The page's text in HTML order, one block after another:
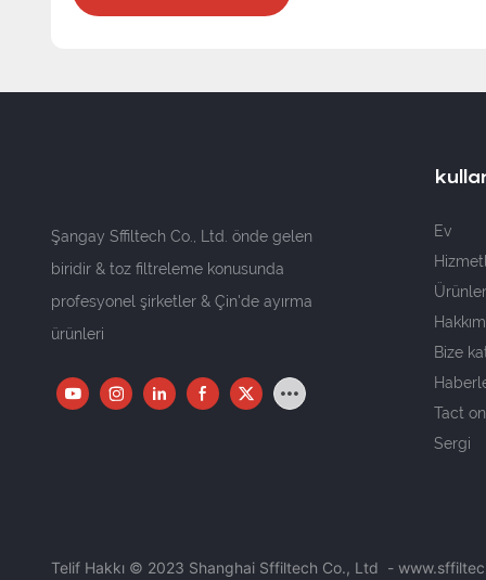
Şangay Sffiltech Co., Ltd. önde gelen
biridir & toz filtreleme konusunda
profesyonel şirketler & Çin'de ayırma
ürünleri
Ev
Ürünler
Bize
Tact
Sergi
Telif Hakkı © 2023 Shanghai Sffiltech Co., Ltd -